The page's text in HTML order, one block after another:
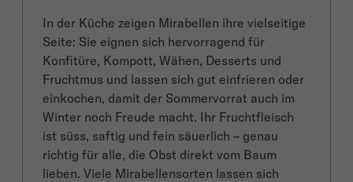
In der Küche zeigen Mirabellen ihre vielseitige
Seite: Sie eignen sich hervorragend für
Konfitüre, Kompott, Wähen, Desserts und
Fruchtmus und lassen sich gut einfrieren oder
einkochen, damit der Sommervorrat auch im
Winter noch Freude macht. Ihr Fruchtfleisch
ist süss, saftig und fein säuerlich – genau
richtig für alle, die Obst direkt vom Baum
lieben. Viele Mirabellensorten lassen sich